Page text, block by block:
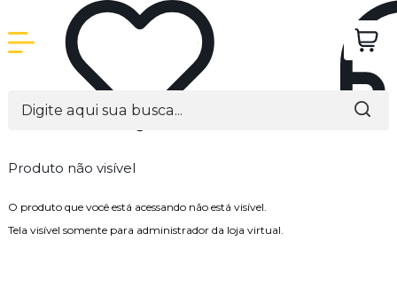
Produto não visível
O produto que você está acessando não está visível.
Tela visível somente para administrador da loja virtual.